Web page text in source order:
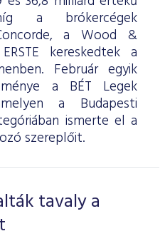
a brókercégek
a Wood &
kereskedtek a
Február egyik
a BÉT Legek
a Budapesti
ismerte el a
szereplőit.
tavaly a